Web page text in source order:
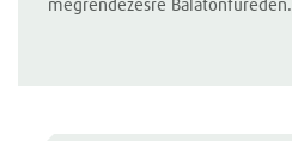
megrendezésre Balatonfüreden.